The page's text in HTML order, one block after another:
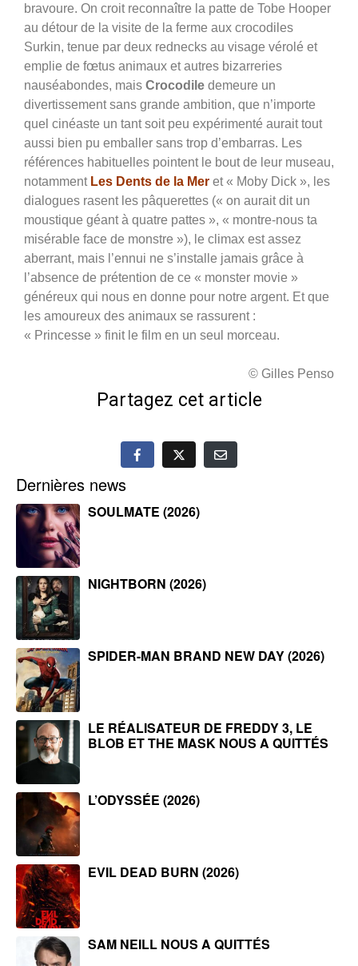
bravoure. On croit reconnaître la patte de Tobe Hooper
au détour de la visite de la ferme aux crocodiles
Surkin, tenue par deux rednecks au visage vérolé et
emplie de fœtus animaux et autres bizarreries
nauséabondes, mais Crocodile demeure un
divertissement sans grande ambition, que n’importe
quel cinéaste un tant soit peu expérimenté aurait tout
aussi bien pu emballer sans trop d’embarras. Les
références habituelles pointent le bout de leur museau,
notamment Les Dents de la Mer et « Moby Dick », les
dialogues rasent les pâquerettes (« on aurait dit un
moustique géant à quatre pattes », « montre-nous ta
misérable face de monstre »), le climax est assez
aberrant, mais l’ennui ne s’installe jamais grâce à
l’absence de prétention de ce « monster movie »
généreux qui nous en donne pour notre argent. Et que
les amoureux des animaux se rassurent :
« Princesse » finit le film en un seul morceau.
© Gilles Penso
Partagez cet article
Dernières news
SOULMATE (2026)
NIGHTBORN (2026)
SPIDER-MAN BRAND NEW DAY (2026)
LE RÉALISATEUR DE FREDDY 3, LE
BLOB ET THE MASK NOUS A QUITTÉS
L’ODYSSÉE (2026)
EVIL DEAD BURN (2026)
SAM NEILL NOUS A QUITTÉS